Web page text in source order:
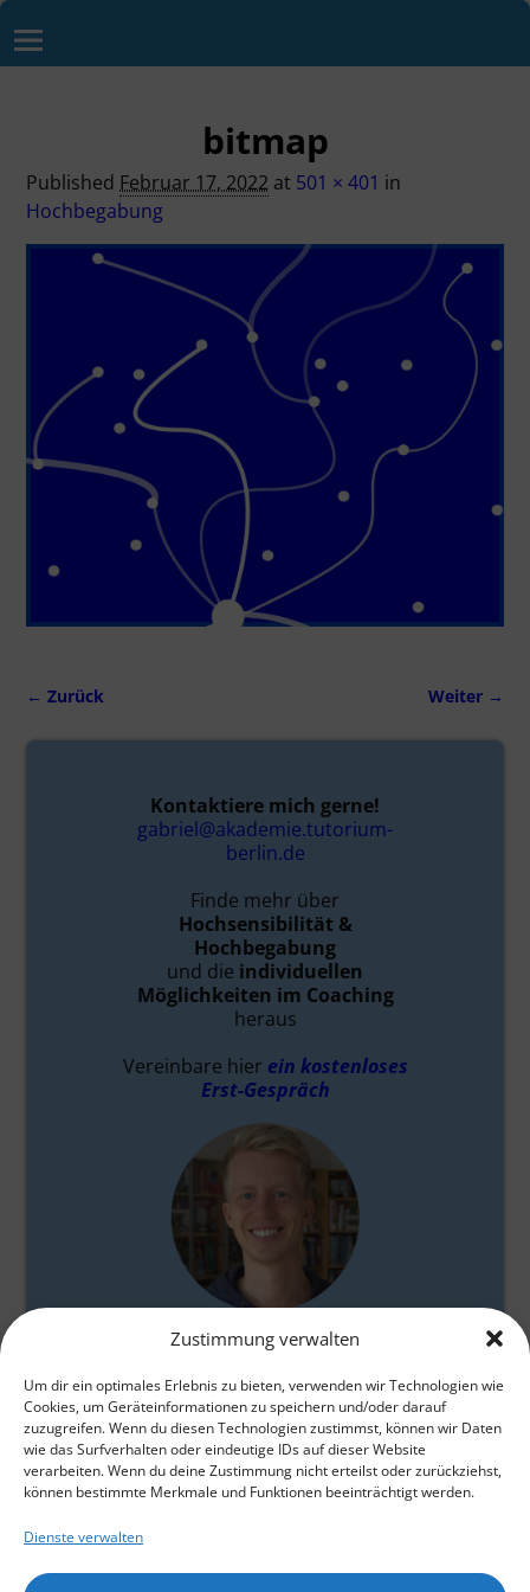
Zustimmung verwalten
Um dir ein optimales Erlebnis zu bieten, verwenden wir Technologien wie
Cookies, um Geräteinformationen zu speichern und/oder darauf
zuzugreifen. Wenn du diesen Technologien zustimmst, können wir Daten
wie das Surfverhalten oder eindeutige IDs auf dieser Website
verarbeiten. Wenn du deine Zustimmung nicht erteilst oder zurückziehst,
können bestimmte Merkmale und Funktionen beeinträchtigt werden.
Dienste verwalten
bitmap
Published Februar 17, 2022 at 501 × 401 in
Hochbegabung
← Zurück Weiter →
Kontaktiere mich gerne!
gabriel@akademie.tutorium-
berlin.de
Finde mehr über
Hochsensibilität &
Hochbegabung
und die individuellen
Möglichkeiten im Coaching
heraus
Vereinbare hier ein kostenloses
Erst-Gespräch
Gabriel Baumgarten